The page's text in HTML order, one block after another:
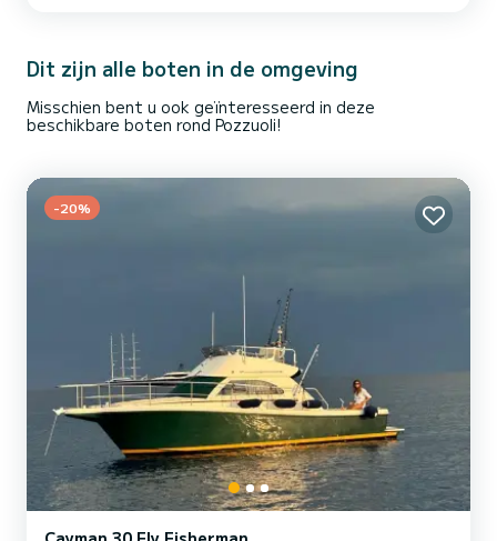
De Technema 65 is de ideale keuze om de zee op een unieke ma...
Dit zijn alle boten in de omgeving
Misschien bent u ook geïnteresseerd in deze
beschikbare boten rond Pozzuoli!
-20%